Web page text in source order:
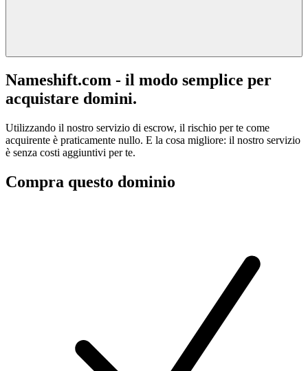
Nameshift.com - il modo semplice per
acquistare domini.
Utilizzando il nostro servizio di escrow, il rischio per te come
acquirente è praticamente nullo. E la cosa migliore: il nostro servizio
è senza costi aggiuntivi per te.
Compra questo dominio